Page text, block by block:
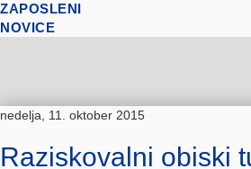
ZAPOSLENI
NOVICE
nedelja, 11. oktober 2015
Raziskovalni obiski